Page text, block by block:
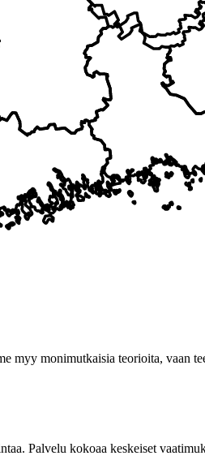
myy monimutkaisia teorioita, vaan
Palvelu kokoaa keskeiset